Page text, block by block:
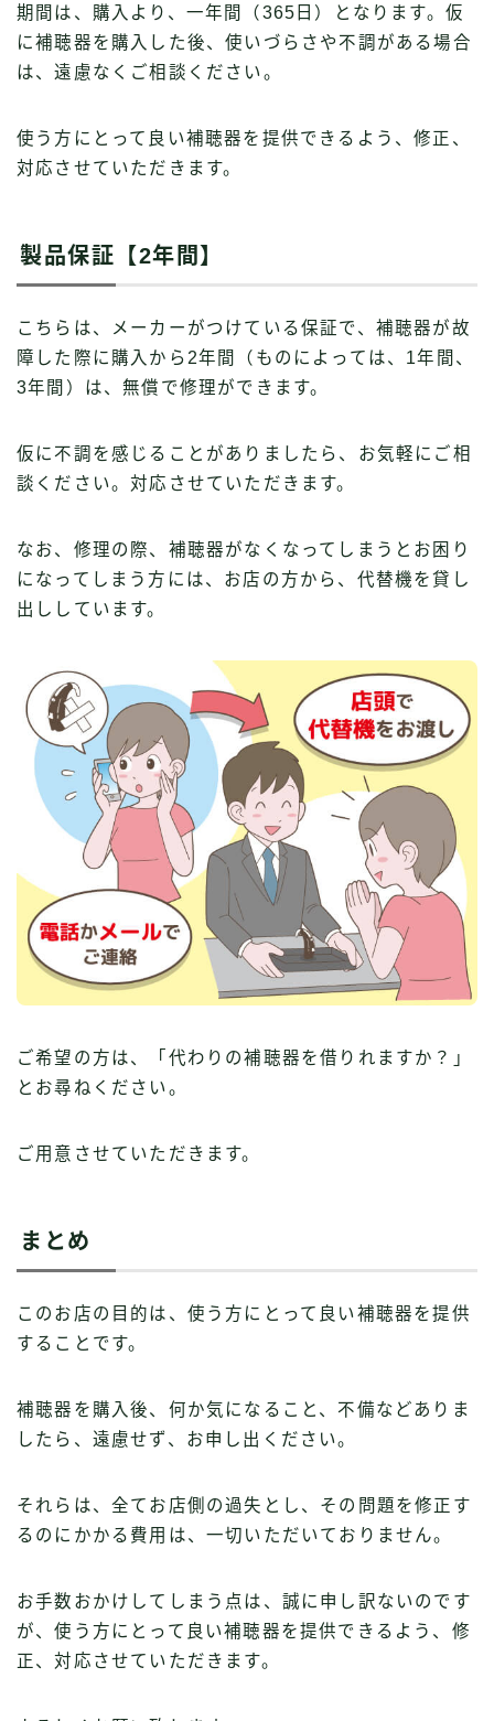
期間は、購入より、一年間（365日）となります。仮
に補聴器を購入した後、使いづらさや不調がある場合
は、遠慮なくご相談ください。
使う方にとって良い補聴器を提供できるよう、修正、
対応させていただきます。
製品保証【2年間】
こちらは、メーカーがつけている保証で、補聴器が故
障した際に購入から2年間（ものによっては、1年間、
3年間）は、無償で修理ができます。
仮に不調を感じることがありましたら、お気軽にご相
談ください。対応させていただきます。
なお、修理の際、補聴器がなくなってしまうとお困り
になってしまう方には、お店の方から、代替機を貸し
出ししています。
ご希望の方は、「代わりの補聴器を借りれますか？」
とお尋ねください。
ご用意させていただきます。
まとめ
このお店の目的は、使う方にとって良い補聴器を提供
することです。
補聴器を購入後、何か気になること、不備などありま
したら、遠慮せず、お申し出ください。
それらは、全てお店側の過失とし、その問題を修正す
るのにかかる費用は、一切いただいておりません。
お手数おかけしてしまう点は、誠に申し訳ないのです
が、使う方にとって良い補聴器を提供できるよう、修
正、対応させていただきます。